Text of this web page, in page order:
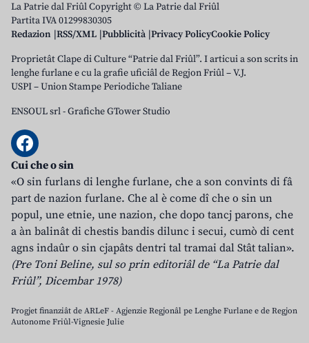
La Patrie dal Friûl Copyright © La Patrie dal Friûl
Partita IVA 01299830305
Redazion RSS/XML Pubblicità Privacy PolicyCookie Policy
Proprietât Clape di Culture “Patrie dal Friûl”. I articui a son scrits in
lenghe furlane e cu la grafie uficiâl de Regjon Friûl – V.J.
USPI – Union Stampe Periodiche Taliane
ENSOUL srl-Grafiche GTower Studio
Cui che o sin
«O sin furlans di lenghe furlane, che a son convints di fâ
part de nazion furlane. Che al è come dî che o sin un
popul, une etnie, une nazion, che dopo tancj parons, che
a àn balinât di chestis bandis dilunc i secui, cumò di cent
agns indaûr o sin cjapâts dentri tal tramai dal Stât talian».
(Pre Toni Beline, sul so prin editoriâl de “La Patrie dal
Friûl”, Dicembar 1978)
Progjet finanziât de ARLeF - Agjenzie Regjonâl pe Lenghe Furlane e de Regjon
Autonome Friûl-Vignesie Julie